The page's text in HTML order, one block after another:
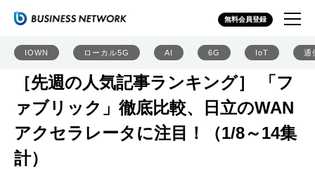
無料会員登録
IOWN ローカル5G AI 6G IoT 通
［先週の人気記事ランキング］ 「フ
ァブリック」徹底比較、日立のWAN
アクセラレータに注目！（1/8～14集
計）